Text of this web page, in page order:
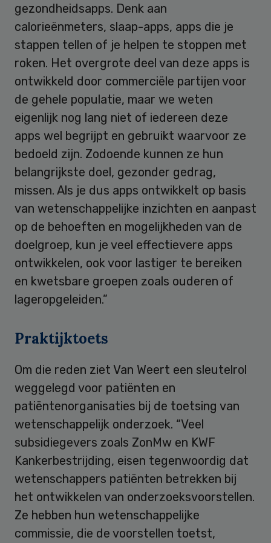
gezondheidsapps. Denk aan
calorieënmeters, slaap-apps, apps die je
stappen tellen of je helpen te stoppen met
roken. Het overgrote deel van deze apps is
ontwikkeld door commerciële partijen voor
de gehele populatie, maar we weten
eigenlijk nog lang niet of iedereen deze
apps wel begrijpt en gebruikt waarvoor ze
bedoeld zijn. Zodoende kunnen ze hun
belangrijkste doel, gezonder gedrag,
missen. Als je dus apps ontwikkelt op basis
van wetenschappelijke inzichten en aanpast
op de behoeften en mogelijkheden van de
doelgroep, kun je veel effectievere apps
ontwikkelen, ook voor lastiger te bereiken
en kwetsbare groepen zoals ouderen of
lageropgeleiden.”
Praktijktoets
Om die reden ziet Van Weert een sleutelrol
weggelegd voor patiënten en
patiëntenorganisaties bij de toetsing van
wetenschappelijk onderzoek. “Veel
subsidiegevers zoals ZonMw en KWF
Kankerbestrijding, eisen tegenwoordig dat
wetenschappers patiënten betrekken bij
het ontwikkelen van onderzoeksvoorstellen.
Ze hebben hun wetenschappelijke
commissie, die de voorstellen toetst,